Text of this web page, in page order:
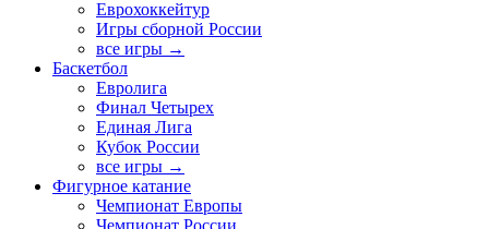
Еврохоккейтур
Игры сборной России
все игры →
Баскетбол
Евролига
Финал Четырех
Единая Лига
Кубок России
все игры →
Фигурное катание
Чемпионат Европы
Чемпионат России